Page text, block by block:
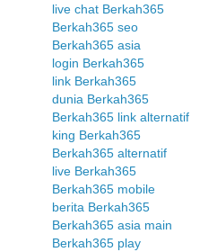
live chat Berkah365
Berkah365 seo
Berkah365 asia
login Berkah365
link Berkah365
dunia Berkah365
Berkah365 link alternatif
king Berkah365
Berkah365 alternatif
live Berkah365
Berkah365 mobile
berita Berkah365
Berkah365 asia main
Berkah365 play